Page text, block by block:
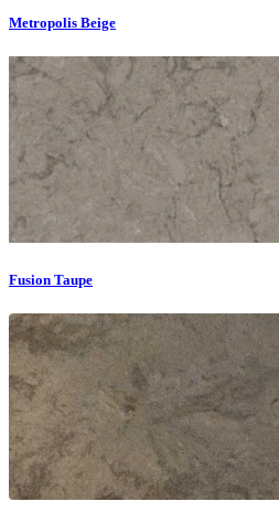
Metropolis Beige
Fusion Taupe